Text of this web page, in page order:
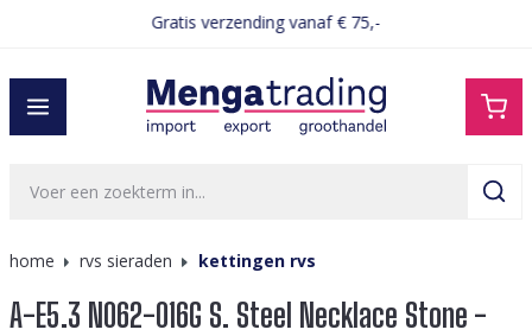
Gratis verzending vanaf € 75,-
home rvs sieraden kettingen rvs
A-E5.3 N062-016G S. Steel Necklace Stone -